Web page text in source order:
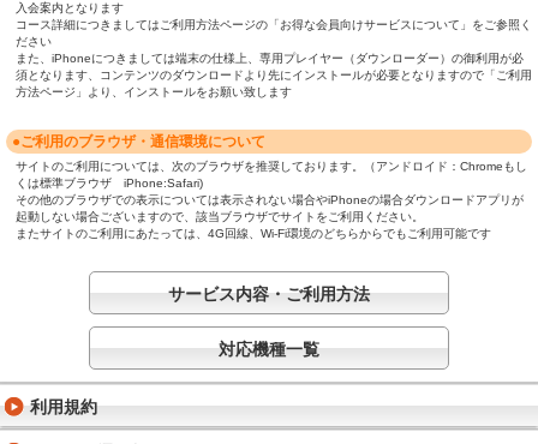
入会案内となります
コース詳細につきましてはご利用方法ページの「お得な会員向けサービスについて」をご参照く
ださい
また、iPhoneにつきましては端末の仕様上、専用プレイヤー（ダウンローダー）の御利用が必
須となります、コンテンツのダウンロードより先にインストールが必要となりますので「ご利用
方法ページ」より、インストールをお願い致します
●ご利用のブラウザ・通信環境について
サイトのご利用については、次のブラウザを推奨しております。（アンドロイド：Chromeもし
くは標準ブラウザ iPhone:Safari)
その他のブラウザでの表示については表示されない場合やiPhoneの場合ダウンロードアプリが
起動しない場合ございますので、該当ブラウザでサイトをご利用ください。
またサイトのご利用にあたっては、4G回線、Wi-Fi環境のどちらからでもご利用可能です
サービス内容・ご利用方法
対応機種一覧
利用規約